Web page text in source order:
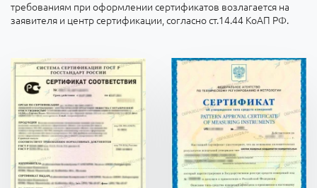
требованиям при оформлении сертификатов возлагается на
заявителя и центр сертификации, согласно ст.14.44 КоАП РФ.